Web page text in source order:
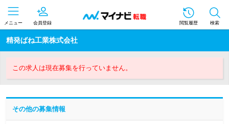
メニュー 会員登録 閲覧履歴 検索
精発ばね工業株式会社
この求人は現在募集を行っていません。
その他の募集情報